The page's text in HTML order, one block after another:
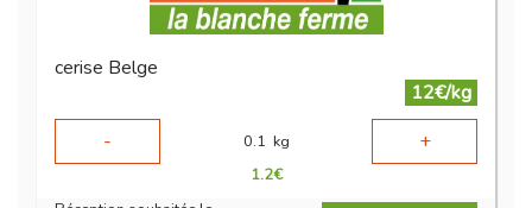
cerise Belge
12€/kg
-
0.1 kg +
1.2€